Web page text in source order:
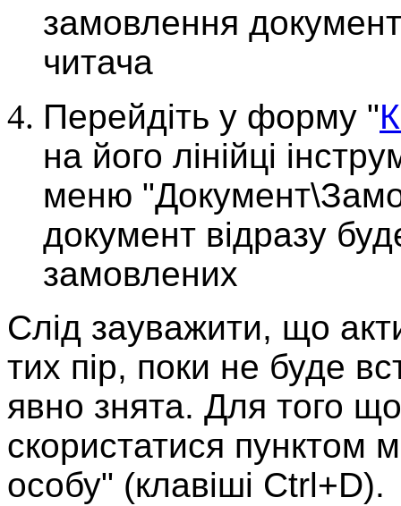
замовлення
читача
Перейдіть у форму "
на його лінійці
меню
документ відразу
замовлених
Слід зауважити, що
тих пір, поки не буде
явно знята. Для того
скористатися пунктом
особу" (клавіші Ctrl+D).